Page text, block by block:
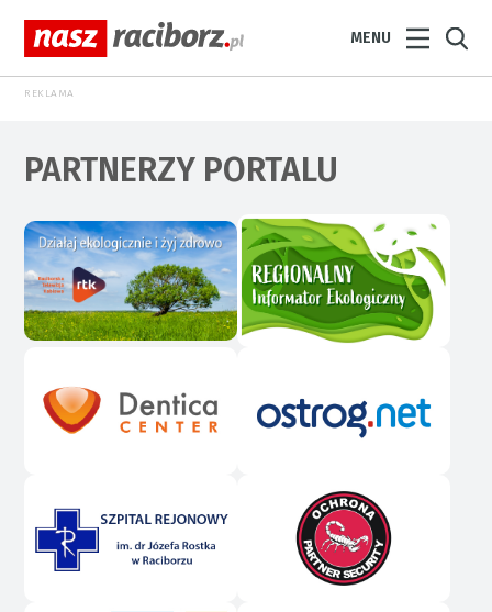
MENU
REKLAMA
PARTNERZY PORTALU